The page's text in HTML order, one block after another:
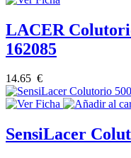
LACER
162085
14.65 €
SensiLacer